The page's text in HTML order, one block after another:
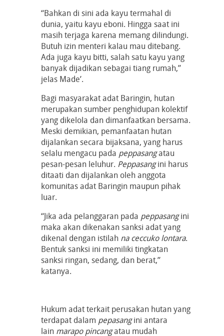
“Bahkan di sini ada kayu termahal di
dunia, yaitu kayu eboni. Hingga saat ini
masih terjaga karena memang dilindungi.
Butuh izin menteri kalau mau ditebang.
Ada juga kayu bitti, salah satu kayu yang
banyak dijadikan sebagai tiang rumah,”
jelas Made’.
Bagi masyarakat adat Baringin, hutan
merupakan sumber penghidupan kolektif
yang dikelola dan dimanfaatkan bersama.
Meski demikian, pemanfaatan hutan
dijalankan secara bijaksana, yang harus
selalu mengacu pada peppasangatau
pesan-pesan leluhur. Peppasangini harus
ditaati dan dijalankan oleh anggota
komunitas adat Baringin maupun pihak
luar.
“Jika ada pelanggaran pada peppasangini
maka akan dikenakan sanksi adat yang
dikenal dengan istilah na ceccuko lontara.
Bentuk sanksi ini memiliki tingkatan
sanksi ringan, sedang, dan berat,”
katanya.
Hukum adat terkait perusakan hutan yang
terdapat dalam pepasangini antara
lain marapo pincangatau mudah